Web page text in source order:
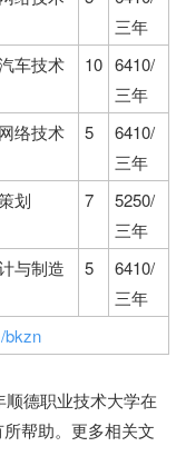
三年
车技术 10 6410/
三年
络技术 5
6410/
三年
划 7
5250/
三年
与制造 5
6410/
三年
bkzn
德职业技术大学在
帮助。更多相关文